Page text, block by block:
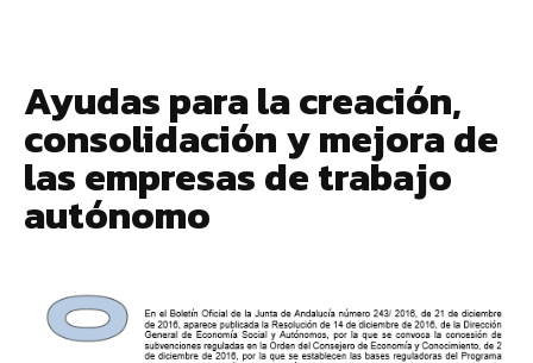
Ayudas para la creación,
consolidación y mejora de
las empresas de trabajo
autónomo